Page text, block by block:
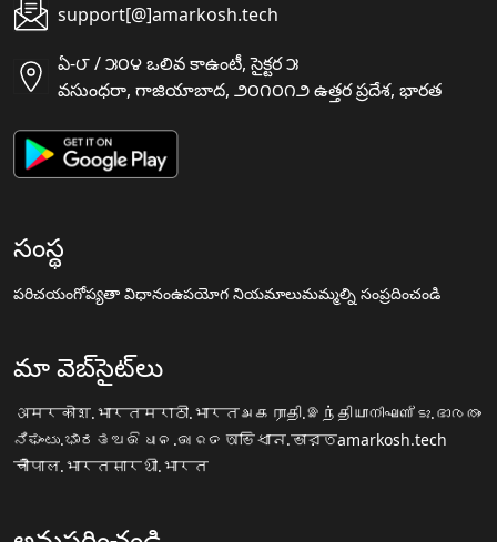
support[@]amarkosh.tech
ఏ-౮ / ౫౦౪ ఒలివ కాఉంటీ, సైక్టర ౫
వసుంధరా, గాజియాబాద, ౨౦౧౦౧౨ ఉత్తర ప్రదేశ, భారత
సంస్థ
పరిచయంగోప్యతా విధానంఉపయోగ నియమాలుమమ్మల్ని సంప్రదించండి
మా వెబ్‌సైట్‌లు
अमरकोश.भारतमराठी.भारतஅகராதி.இந்தியாനിഘണ്ടു.ഭാരതം
ನಿಘಂಟು.ಭಾರತ ଅଭିଧାନ.ଭାରତ অভিধান.ভারতamarkosh.tech
चौपाल.भारतसारथी.भारत